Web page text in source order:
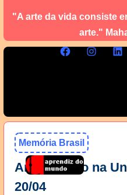
"A arte da vida consiste
arte."
Memória Brasil
Ary Barroso na
20/04